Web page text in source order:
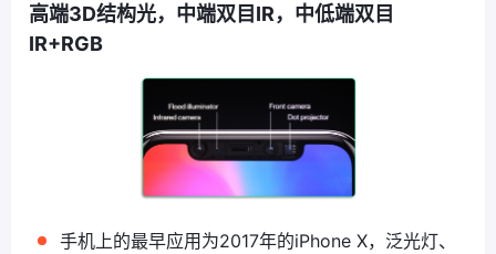
高端3D结构光，中端双目IR，中低端双目
IR+RGB
手机上的最早应用为2017年的iPhone X，泛光灯、